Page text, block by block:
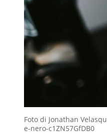
Foto di Jonathan
e-nero-c1ZN57GfDB0